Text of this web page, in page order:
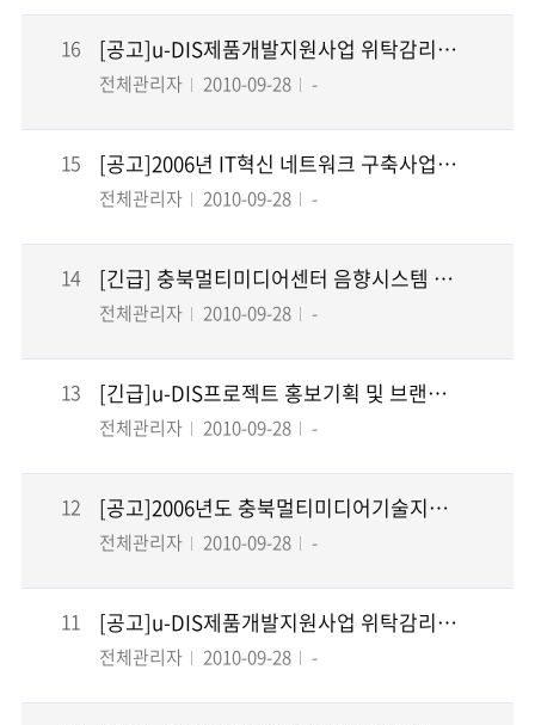
16 [공고]u-DIS제품개발지원사업 위탁감리 입찰공고
전체관리자 2010-09-28 -
15 [공고]2006년 IT혁신 네트워크 구축사업 참여업종 모집 공고
전체관리자 2010-09-28 -
14 [긴급] 충북멀티미디어센터 음향시스템 장비 구매설치 입찰 공고
전체관리자 2010-09-28 -
13 [긴급]u-DIS프로젝트 홍보기획 및 브랜드개발 사업 공고
전체관리자 2010-09-28 -
12 [공고]2006년도 충북멀티미디어기술지원센터 시설·장비 구축 제안평가 결과
전체관리자 2010-09-28 -
11 [공고]u-DIS제품개발지원사업 위탁감리 입찰 심사 결과공고
전체관리자 2010-09-28 -